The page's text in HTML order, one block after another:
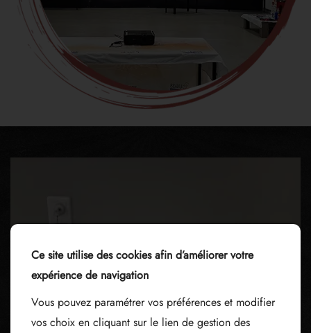
Ce site utilise des cookies afin d’améliorer votre
expérience de navigation
Vous pouvez paramétrer vos préférences et modifier
vos choix en cliquant sur le lien de gestion des